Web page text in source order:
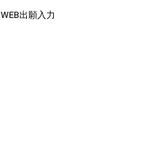
WEB出願入力